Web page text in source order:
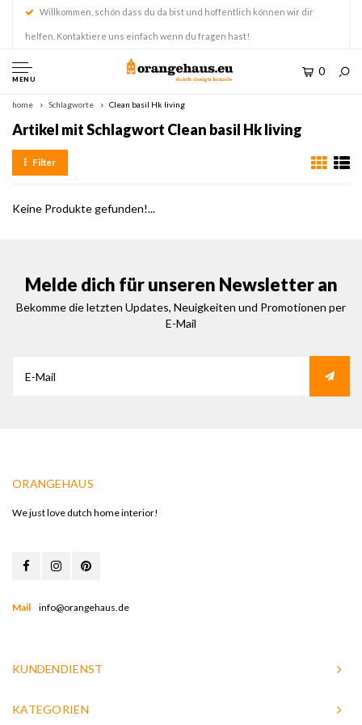
Willkommen, schön dass du da bist und hoffentlich können wir dir
helfen. Kontaktiere uns einfach wenn du fragen hast!
MENU
0
home Schlagworte Clean basil Hk living
Artikel mit Schlagwort Clean basil Hk living
Filter
Keine Produkte gefunden!...
Melde dich für unseren Newsletter an
Bekomme die letzten Updates, Neuigkeiten und Promotionen per
E-Mail
ORANGEHAUS
We just love dutch home interior!
Mail info@orangehaus.de
KUNDENDIENST
KATEGORIEN